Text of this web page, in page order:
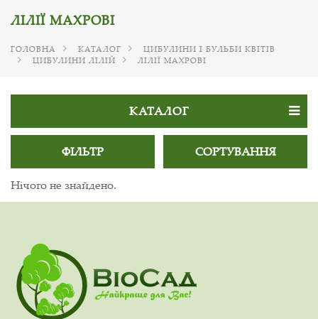
ЛІЛІЇ МАХРОВІ
ГОЛОВНА КАТАЛОГ
ЦИБУЛИНИ І БУЛЬБИ КВІТІВ
ЦИБУЛИНИ ЛІЛІЙ
ЛІЛІЇ МАХРОВІ
КАТАЛОГ
ФІЛЬТР СОРТУВАННЯ
Нічого не знайдено.